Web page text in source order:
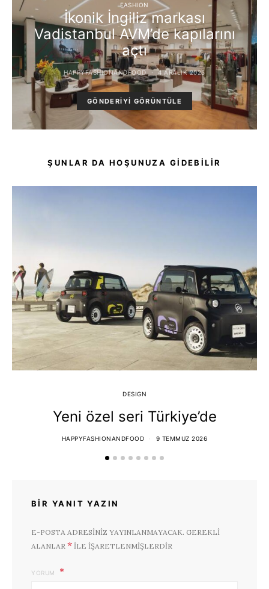
FASHION
İkonik İngiliz markası
Vadistanbul AVM’de kapılarını
açtı
HAPPYFASHIONANDFOOD 4 ARALIK 2025
GÖNDERIYI GÖRÜNTÜLE
ŞUNLAR DA HOŞUNUZA GIDEBILIR
DESIGN
Yeni özel seri Türkiye’de
HAPPYFASHIONANDFOOD 9 TEMMUZ 2026
BIR YANIT YAZIN
E-POSTA ADRESINIZ YAYINLANMAYACAK. GEREKLI
ALANLAR * ILE IŞARETLENMIŞLERDIR
YORUM